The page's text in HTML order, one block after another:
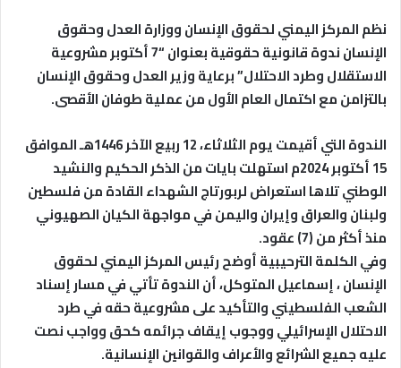
و
ن
ي
ا
نظم المركز اليمني لحقوق الإنسان ووزارة العدل وحقوق
الإنسان ندوة قانونية حقوقية بعنوان “7 أكتوبر مشروعية
الاستقلال وطرد الاحتلال” برعاية وزير العدل وحقوق الإنسان
بالتزامن مع اكتمال العام الأول من عملية طوفان الأقصى.
الندوة التي أقيمت يوم الثلاثاء، 12 ربيع الآخر 1446هـ الموافق
15 أكتوبر 2024م استهلت بايات من الذكر الحكيم والنشيد
الوطني تلاها استعراض لربورتاج الشهداء القادة من فلسطين
ولبنان والعراق وإيران واليمن في مواجهة الكيان الصهيوني
منذ أكثر من (7) عقود.
وفي الكلمة الترحيبية أوضح رئيس المركز اليمني لحقوق
الإنسان ، إسماعيل المتوكل، أن الندوة تأتي في مسار إسناد
الشعب الفلسطيني والتأكيد على مشروعية حقه في طرد
الاحتلال الإسرائيلي ووجوب إيقاف جرائمه كحق وواجب نصت
عليه جميع الشرائع والأعراف والقوانين الإنسانية.